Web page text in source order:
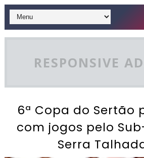
RESPONSIVE
6ª Copa do Sertão
com jogos pelo
Serra